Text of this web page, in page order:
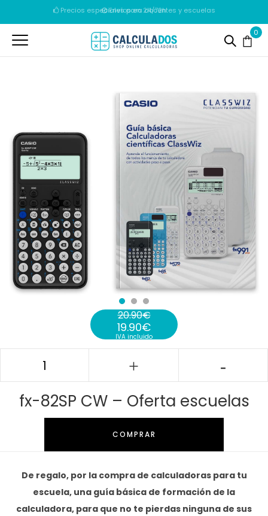
Envíos en 24/72h
0
fx-82SP CW – Oferta escuelas
20.90€
El precio original era: 20.90€.
19.90€
El precio actual es: 19.90€.
IVA incluido
COMPRAR
De regalo, por la compra de calculadoras para tu
escuela, una guía básica de formación de la
calculadora, para que no te pierdas ninguna de sus